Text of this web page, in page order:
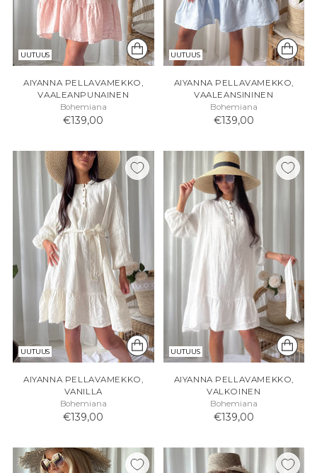
UUTUUS
AIYANNA PELLAVAMEKKO,
VAALEANPUNAINEN
Bohemiana
€139,00
UUTUUS
AIYANNA PELLAVAMEKKO,
VAALEANSININEN
Bohemiana
€139,00
UUTUUS
AIYANNA PELLAVAMEKKO,
VANILLA
Bohemiana
€139,00
UUTUUS
AIYANNA PELLAVAMEKKO,
VALKOINEN
Bohemiana
€139,00